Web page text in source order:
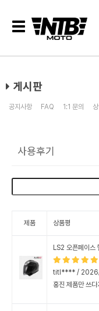
Toggle
navigation
게시판
공지사항 FAQ 1:1 문의
사용후기
제품 상품평
LS2 오픈페이
titl**** /